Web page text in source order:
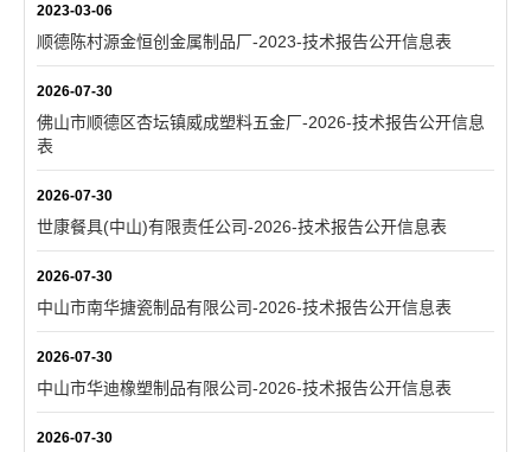
2023-03-06
顺德陈村源金恒创金属制品厂-2023-技术报告公开信息表
2026-07-30
佛山市顺德区杏坛镇威成塑料五金厂-2026-技术报告公开信息
表
2026-07-30
世康餐具(中山)有限责任公司-2026-技术报告公开信息表
2026-07-30
中山市南华搪瓷制品有限公司-2026-技术报告公开信息表
2026-07-30
中山市华迪橡塑制品有限公司-2026-技术报告公开信息表
2026-07-30